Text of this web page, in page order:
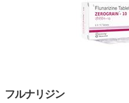
フルナリジン